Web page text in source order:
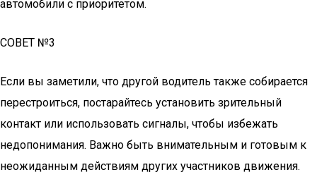
автомобили с приоритетом.
СОВЕТ №3
Если вы заметили, что другой водитель также собирается
перестроиться, постарайтесь установить зрительный
контакт или использовать сигналы, чтобы избежать
недопонимания. Важно быть внимательным и готовым к
неожиданным действиям других участников движения.